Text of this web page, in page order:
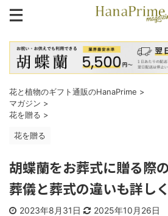
花と植物のギフト通販のHanaPrime >
マガジン >
花を贈る >
花を贈る
胡蝶蘭をお葬式に贈る際
葬儀と葬式の違いも詳し
2023年8月31日 2025年10月26日